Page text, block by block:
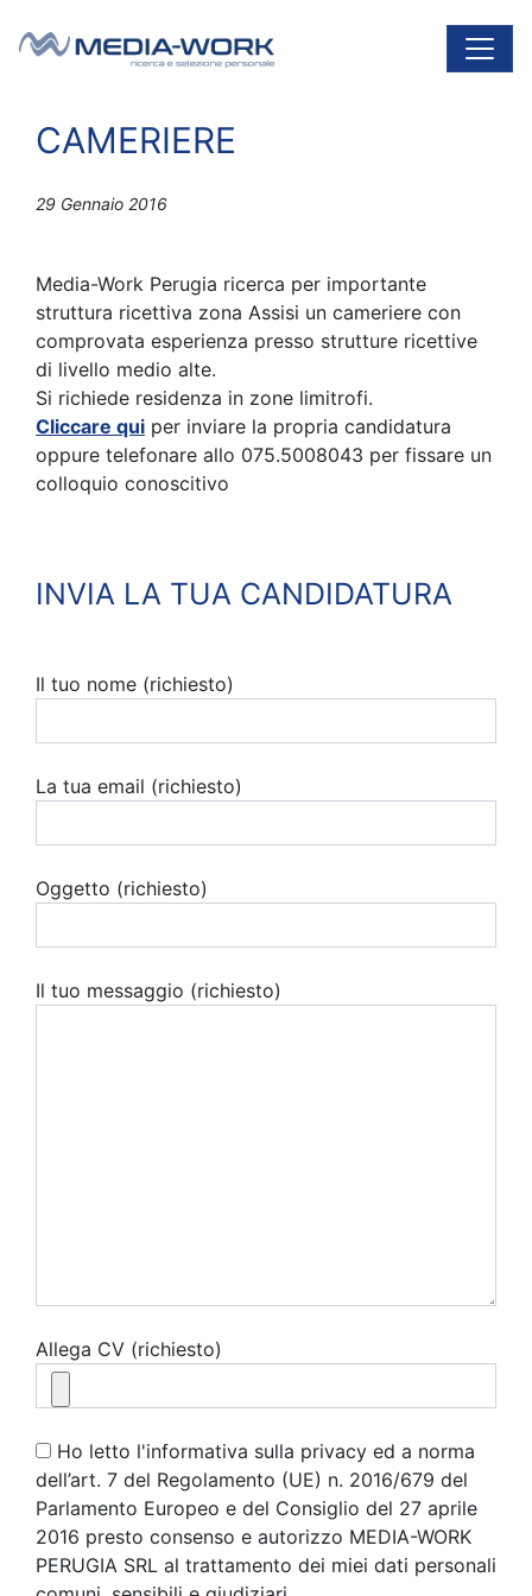
Navigazione principale
CAMERIERE
29 Gennaio 2016
Media-Work Perugia ricerca per importante
struttura ricettiva zona Assisi un cameriere con
comprovata esperienza presso strutture ricettive
di livello medio alte.
Si richiede residenza in zone limitrofi.
Cliccare qui per inviare la propria candidatura
oppure telefonare allo 075.5008043 per fissare un
colloquio conoscitivo
INVIA LA TUA CANDIDATURA
Il tuo nome (richiesto)
La tua email (richiesto)
Oggetto (richiesto)
Il tuo messaggio (richiesto)
Allega CV (richiesto)
Ho letto l'informativa sulla privacy ed a norma
dell’art. 7 del Regolamento (UE) n. 2016/679 del
Parlamento Europeo e del Consiglio del 27 aprile
2016 presto consenso e autorizzo MEDIA-WORK
PERUGIA SRL al trattamento dei miei dati personali